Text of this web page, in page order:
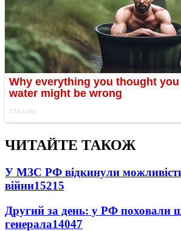
ЧИТАЙТЕ ТАКОЖ
У МЗС РФ відкинули
війни15215
Другий за день: у РФ поховали
генерала14047